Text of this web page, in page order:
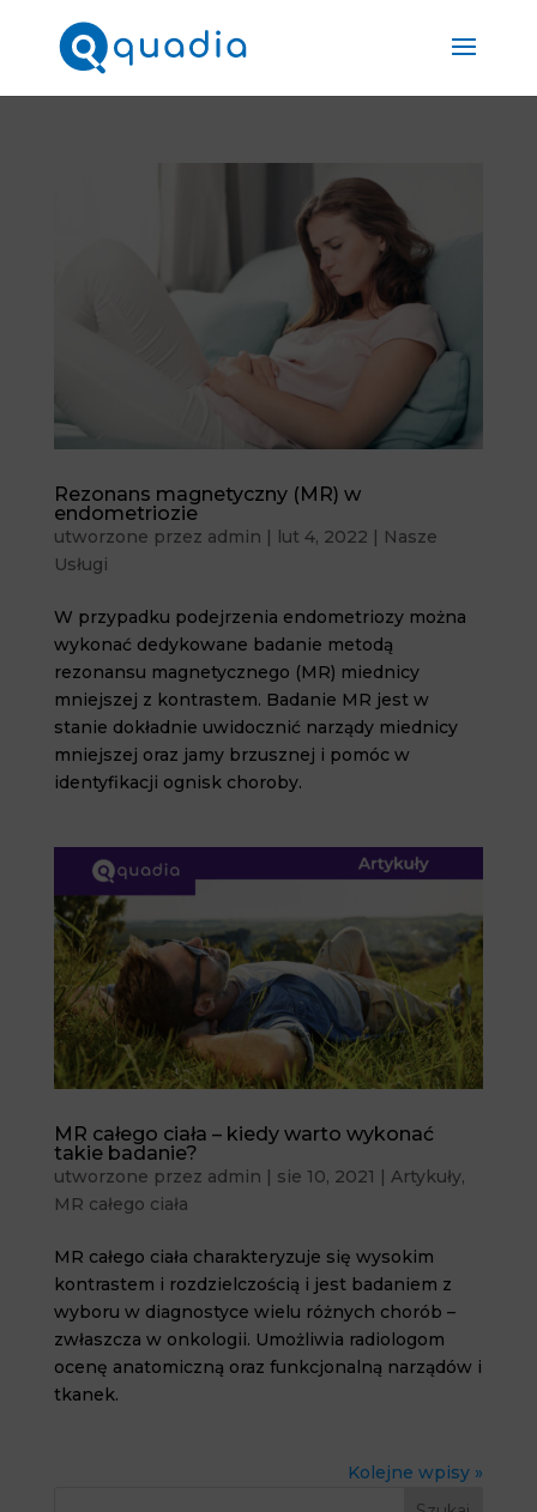
Rezonans magnetyczny (MR) w
endometriozie
utworzone przez admin | lut 4, 2022 | Nasze
Usługi
W przypadku podejrzenia endometriozy można
wykonać dedykowane badanie metodą
rezonansu magnetycznego (MR) miednicy
mniejszej z kontrastem. Badanie MR jest w
stanie dokładnie uwidocznić narządy miednicy
mniejszej oraz jamy brzusznej i pomóc w
identyfikacji ognisk choroby.
MR całego ciała – kiedy warto wykonać
takie badanie?
utworzone przez admin | sie 10, 2021 | Artykuły,
MR całego ciała
MR całego ciała charakteryzuje się wysokim
kontrastem i rozdzielczością i jest badaniem z
wyboru w diagnostyce wielu różnych chorób –
zwłaszcza w onkologii. Umożliwia radiologom
ocenę anatomiczną oraz funkcjonalną narządów i
tkanek.
Kolejne wpisy »